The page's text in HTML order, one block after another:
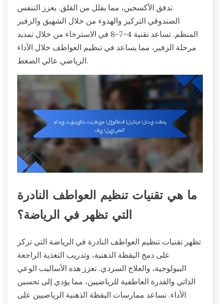
تدفق الأكسجين، مما يقلل من القلق. يعزز التنفس
الصندوقي التركيز والهدوء من خلال الشهيق والزفير
المنظم. تساعد تقنية 4-7-8 في الاسترخاء من خلال تمديد
مرحلة الزفير، مما يساعد في تنظيم العواطف خلال الأداء
الرياضي عالي الضغط.
ما هي تقنيات تنظيم العواطف النادرة
التي تظهر في الرياضة؟
تظهر تقنيات تنظيم العواطف النادرة في الرياضة التي تركز
على دمج اليقظة الذهنية، وتدريب التغذية الراجعة
البيولوجية، والعلاج السردي. تعزز هذه الأساليب الوعي
الذاتي والقدرة العاطفية للرياضيين، مما يؤدي إلى تحسين
الأداء. تساعد ممارسات اليقظة الذهنية الرياضيين على